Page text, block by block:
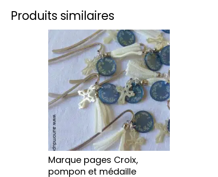
Produits similaires
Marque pages Croix,
pompon et médaille
produit
a
plusieurs
variations.
Les
options
peuvent
être
choisies
sur
la
page